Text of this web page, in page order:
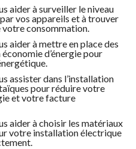
aider à surveiller le niveau
vos appareils et à trouver
votre consommation.
aider à mettre en place des
d’énergie pour
assister dans l’installation
pour réduire votre
et votre facture
aider à choisir les matériaux
votre installation électrique